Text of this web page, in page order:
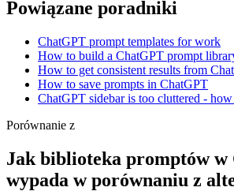
Powiązane poradniki
ChatGPT prompt templates for work
How to build a ChatGPT prompt
How to get consistent results from
How to save prompts in ChatGPT
ChatGPT sidebar is too cluttered -
Porównanie z
Jak biblioteka promptów
wypada w porównaniu z